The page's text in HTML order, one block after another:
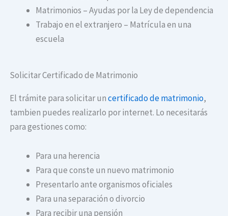
Matrimonios – Ayudas por la Ley de dependencia
Trabajo en el extranjero – Matrícula en una
escuela
Solicitar Certificado de Matrimonio
El trámite para solicitar uncertificado de matrimonio,
tambien puedes realizarlo por internet. Lo necesitarás
para gestiones como:
Para una herencia
Para que conste un nuevo matrimonio
Presentarlo ante organismos oficiales
Para una separación o divorcio
Para recibir una pensión